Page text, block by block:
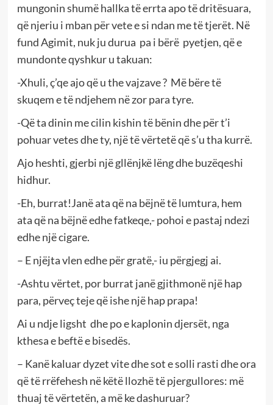
mungonin shumë hallka të errta apo të dritësuara,
që njeriu i mban për vete e si ndan me të tjerët. Në
fund Agimit, nuk ju durua pa i bërë pyetjen, që e
mundonte qyshkur u takuan:
-Xhuli, ç’qe ajo që u the vajzave ? Më bëre të
skuqem e të ndjehem në zor para tyre.
-Që ta dinin me cilin kishin të bënin dhe për t’i
pohuar vetes dhe ty, një të vërtetë që s’u tha kurrë.
Ajo heshti, gjerbi një gllënjkë lëng dhe buzëqeshi
hidhur.
-Eh, burrat!Janë ata që na bëjnë të lumtura, hem
ata që na bëjnë edhe fatkeqe,- pohoi e pastaj ndezi
edhe një cigare.
– E njëjta vlen edhe për gratë,- iu përgjegj ai.
-Ashtu vërtet, por burrat janë gjithmonë një hap
para, përveç teje që ishe një hap prapa!
Ai u ndje ligsht dhe po e kaplonin djersët, nga
kthesa e beftë e bisedës.
– Kanë kaluar dyzet vite dhe sot e solli rasti dhe ora
që të rrëfehesh në këtë llozhë të pjergullores: më
thuaj të vërtetën, a më ke dashuruar?